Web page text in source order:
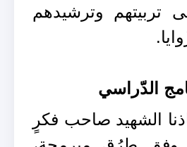
تربيتهم وترشيدهم
الدّراسي
الشهيد صاحب فكرٍ